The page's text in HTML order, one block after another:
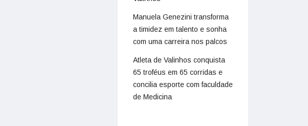
Manuela Genezini transforma
a timidez em talento e sonha
com uma carreira nos palcos
Atleta de Valinhos conquista
65 troféus em 65 corridas e
concilia esporte com faculdade
de Medicina